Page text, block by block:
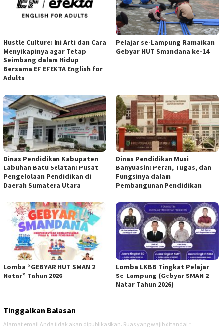
Hustle Culture: Ini Arti dan Cara
Menyikapinya agar Tetap
Seimbang dalam Hidup
Bersama EF EFEKTA English for
Adults
Pelajar se-Lampung Ramaikan
Gebyar HUT Smandana ke-14
Dinas Pendidikan Kabupaten
Labuhan Batu Selatan: Pusat
Pengelolaan Pendidikan di
Daerah Sumatera Utara
Dinas Pendidikan Musi
Banyuasin: Peran, Tugas, dan
Fungsinya dalam
Pembangunan Pendidikan
Lomba “GEBYAR HUT SMAN 2
Natar” Tahun 2026
Lomba LKBB Tingkat Pelajar
Se-Lampung (Gebyar SMAN 2
Natar Tahun 2026)
Tinggalkan Balasan
Alamat email Anda tidak akan dipublikasikan. Ruas yang wajib ditandai *